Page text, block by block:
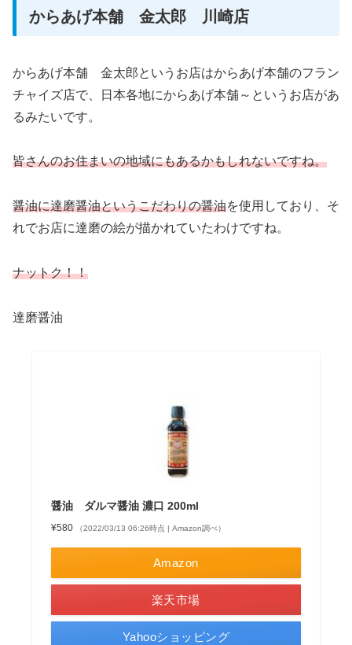
からあげ本舗 金太郎 川崎店
からあげ本舗 金太郎というお店はからあげ本舗のフラン
チャイズ店で、日本各地にからあげ本舗～というお店があ
るみたいです。
皆さんのお住まいの地域にもあるかもしれないですね。
醤油に達磨醤油というこだわりの醤油を使用しており、そ
れでお店に達磨の絵が描かれていたわけですね。
ナットク！！
達磨醤油
醤油 ダルマ醤油 濃口 200ml
¥580 （2022/03/13 06:26時点 | Amazon調べ）
Amazon
楽天市場
Yahooショッピング